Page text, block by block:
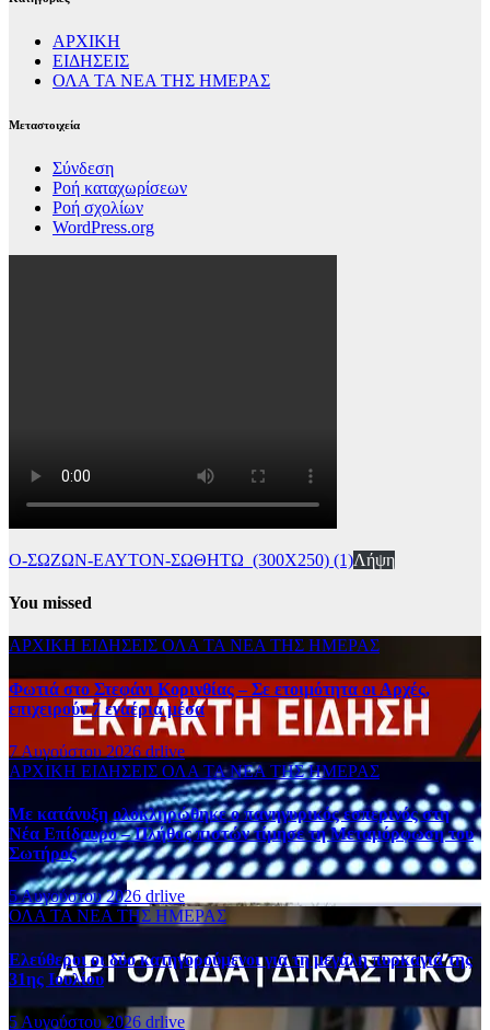
ΑΡΧΙΚΗ
ΕΙΔΗΣΕΙΣ
ΟΛΑ ΤΑ ΝΕΑ ΤΗΣ ΗΜΕΡΑΣ
Μεταστοιχεία
Σύνδεση
Ροή καταχωρίσεων
Ροή σχολίων
WordPress.org
Ο-ΣΩΖΩΝ-ΕΑΥΤΟΝ-ΣΩΘΗΤΩ_(300Χ250) (1)Λήψη
You missed
ΑΡΧΙΚΗ ΕΙΔΗΣΕΙΣ ΟΛΑ ΤΑ ΝΕΑ ΤΗΣ ΗΜΕΡΑΣ
Φωτιά στο Στεφάνι Κορινθίας – Σε ετοιμότητα οι Αρχές,
επιχειρούν 7 εναέρια μέσα
7 Αυγούστου 2026drlive
ΑΡΧΙΚΗ ΕΙΔΗΣΕΙΣ ΟΛΑ ΤΑ ΝΕΑ ΤΗΣ ΗΜΕΡΑΣ
Με κατάνυξη ολοκληρώθηκε ο πανηγυρικός εσπερινός στη
Νέα Επίδαυρο – Πλήθος πιστών τίμησε τη Μεταμόρφωση του
Σωτήρος
5 Αυγούστου 2026 drlive
ΟΛΑ ΤΑ ΝΕΑ ΤΗΣ ΗΜΕΡΑΣ
Ελεύθεροι οι δύο κατηγορούμενοι για τη μεγάλη πυρκαγιά της
31ης Ιουλίου
5 Αυγούστου 2026 drlive